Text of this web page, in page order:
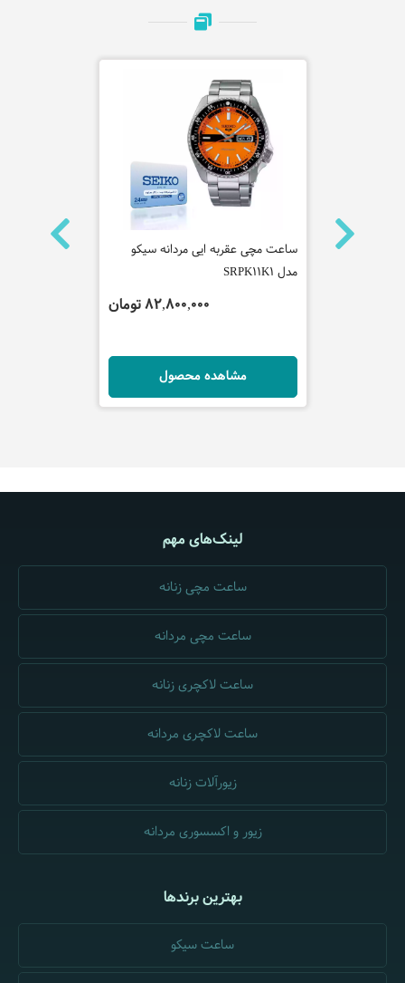
ساعت مچی
ساعت مچی عقربه ایی مردانه سیکو
مدل SRPK11K1
82,800,000 تومان
مشاهده محصول
لینک‌های مهم
ساعت مچی زنانه
ساعت مچی مردانه
ساعت لاکچری زنانه
ساعت لاکچری مردانه
زیورآلات زنانه
زیور و اکسسوری مردانه
بهترین برندها
ساعت سیکو